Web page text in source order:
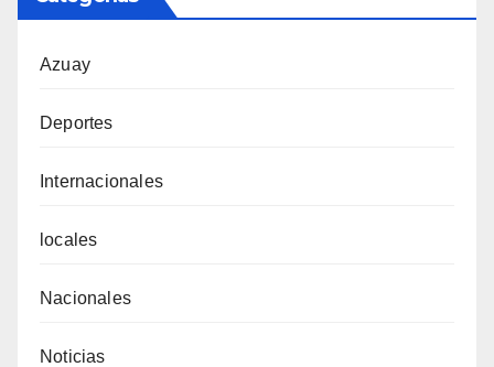
Azuay
Deportes
Internacionales
locales
Nacionales
Noticias